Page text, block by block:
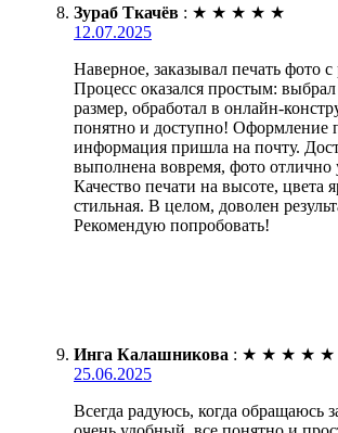
Зураб Ткачёв : ★ ★ ★ ★ ★
12.07.2025
Наверное, заказывал печать фото с
Процесс оказался простым:
размер, обработал в онлайн-
понятно и доступно! Оформление
информация пришла на почту.
выполнена вовремя, фото отлично
Качество печати на высоте, цвета
стильная. В целом, доволен
Рекомендую попробовать!
Инга Калашникова : ★ ★ ★ ★ ★
25.06.2025
Всегда радуюсь, когда обращаюсь